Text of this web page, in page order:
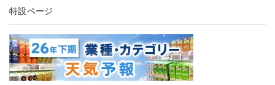
特設ページ